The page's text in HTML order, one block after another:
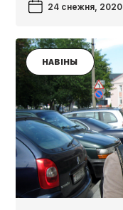
24 снежня, 2020
НАВІНЫ